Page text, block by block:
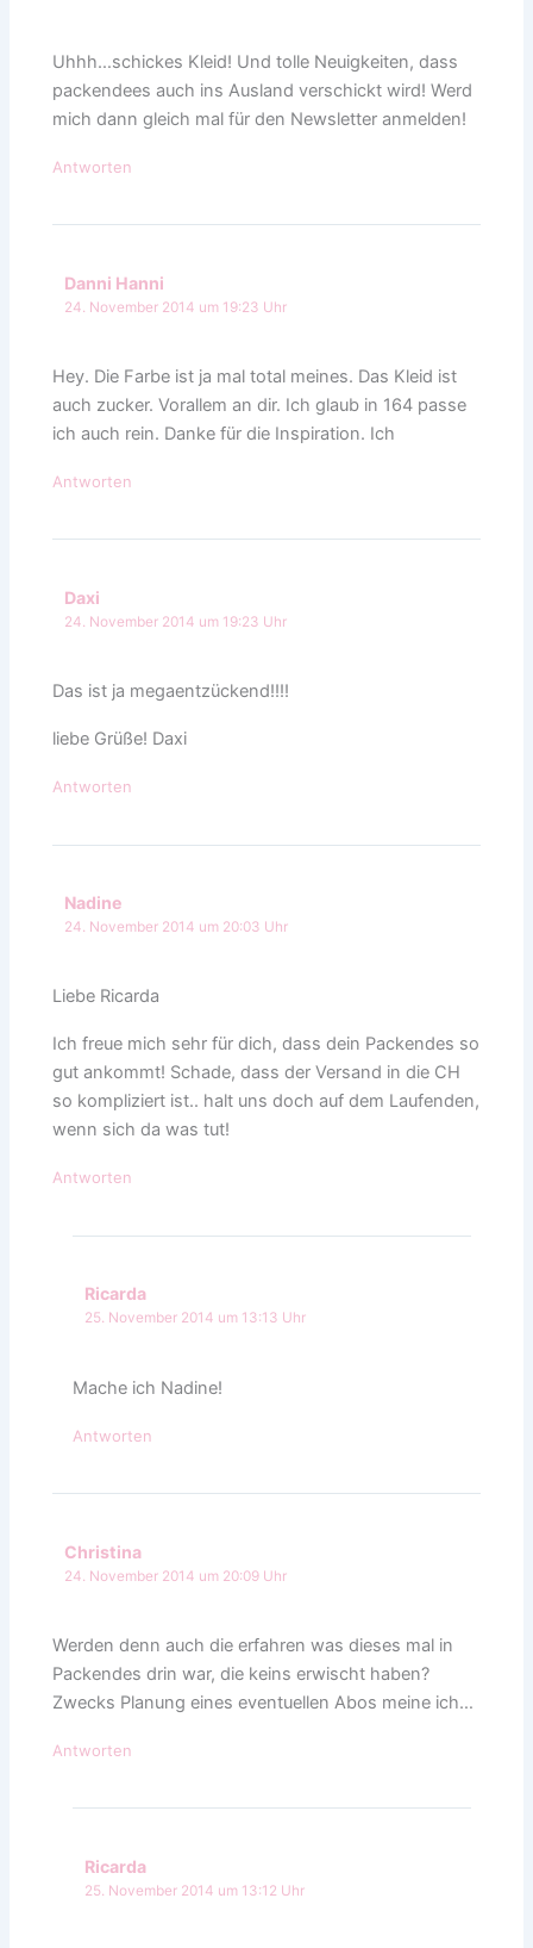
Uhhh…schickes Kleid! Und tolle Neuigkeiten, dass
packendees auch ins Ausland verschickt wird! Werd
mich dann gleich mal für den Newsletter anmelden!
Antworten
Danni Hanni
24. November 2014 um 19:23 Uhr
Hey. Die Farbe ist ja mal total meines. Das Kleid ist
auch zucker. Vorallem an dir. Ich glaub in 164 passe
ich auch rein. Danke für die Inspiration. Ich
Antworten
Daxi
24. November 2014 um 19:23 Uhr
Das ist ja megaentzückend!!!!
liebe Grüße! Daxi
Antworten
Nadine
24. November 2014 um 20:03 Uhr
Liebe Ricarda
Ich freue mich sehr für dich, dass dein Packendes so
gut ankommt! Schade, dass der Versand in die CH
so kompliziert ist.. halt uns doch auf dem Laufenden,
wenn sich da was tut!
Antworten
Ricarda
25. November 2014 um 13:13 Uhr
Mache ich Nadine!
Antworten
Christina
24. November 2014 um 20:09 Uhr
Werden denn auch die erfahren was dieses mal in
Packendes drin war, die keins erwischt haben?
Zwecks Planung eines eventuellen Abos meine ich…
Antworten
Ricarda
25. November 2014 um 13:12 Uhr